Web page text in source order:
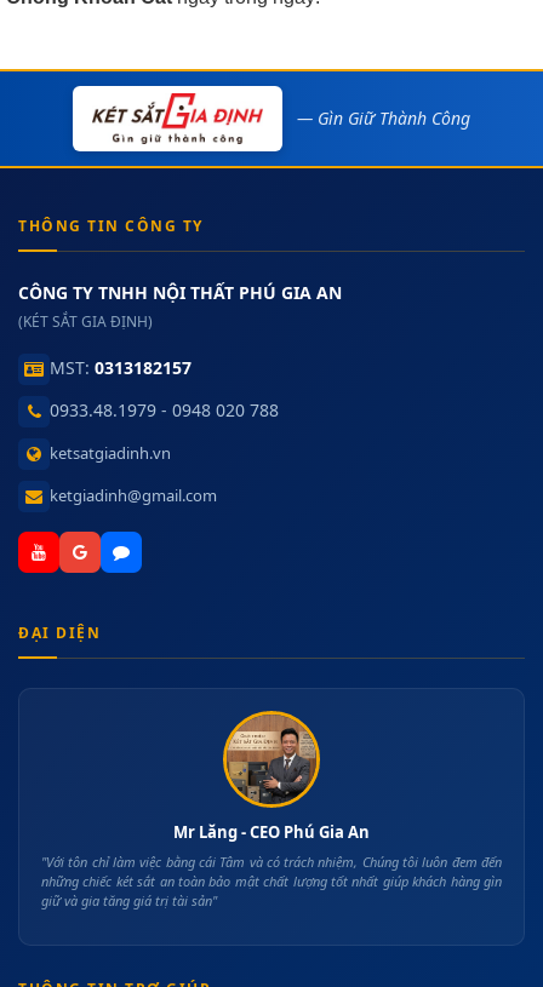
— Gìn Giữ Thành Công
THÔNG TIN CÔNG TY
CÔNG TY TNHH NỘI THẤT PHÚ GIA AN
(KÉT SẮT GIA ĐỊNH)
MST: 0313182157
0933.48.1979 - 0948 020 788
ketsatgiadinh.vn
ketgiadinh@gmail.com
ĐẠI DIỆN
Mr Lăng - CEO Phú Gia An
"Với tôn chỉ làm việc bằng cái Tâm và có trách nhiệm, Chúng tôi luôn đem đến
những chiếc két sắt an toàn bảo mật chất lượng tốt nhất giúp khách hàng gìn
giữ và gia tăng giá trị tài sản"